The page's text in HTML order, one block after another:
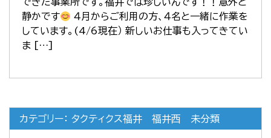
静かです
４月からご利用の方、４名と一緒に作業を
しています。(4/6現在） 新しいお仕事も入ってきてい
ま […]
カテゴリー： タクティクス福井 福井西 未分類